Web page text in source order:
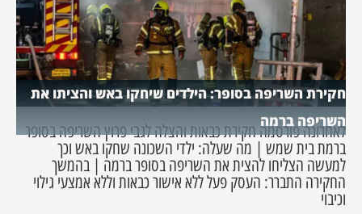
חקירת השריפה בסופר: הילדים שיחקו באש והציתו את
השריפה ברמה
לאחרונה פורסמה חקירת כבאות והצלה לגבי פרוץ השריפה בסופר
ברמת בית שמש | מה שעלה: ילדי השכונה שחקו באש וכך
למעשה הצליחו להצית את השריפה בסופר ברמה | בהמשך
החקירה התברר: העסק פעל ללא אישור כבאות וללא אמצעי גילוי
וכיבוי